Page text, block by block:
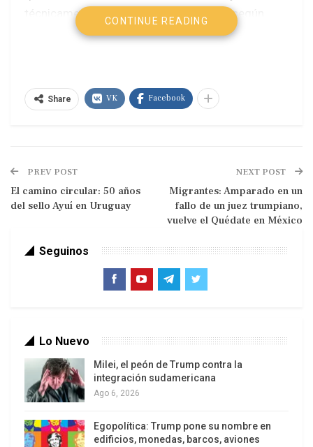
técnicamente el país entró en recesión, según
informó el Instituto Brasileño de Geografía y
el consenso de los analistas es que la economía
cercano a cero para el PIB en la comparación
trimestral.
La pérdida de ingresos de la población, con una
inflación superior a 10% en los últimos 12 meses,
y una leve reanudación del mercado de trabajo
informales, no contribuyeron al aumento del
CONTINUE READING
Share VK Facebook
PREV POST
El camino circular: 50 años
del sello Ayuí en Uruguay
NEXT POST
Migrantes: Amparado en un
fallo de un juez trumpiano,
vuelve el Quédate en México
Seguinos
Lo Nuevo
Milei, el peón de Trump contra la
integración sudamericana
Ago 6, 2026
Egopolítica: Trump pone su nombre en
edificios, monedas, barcos, aviones